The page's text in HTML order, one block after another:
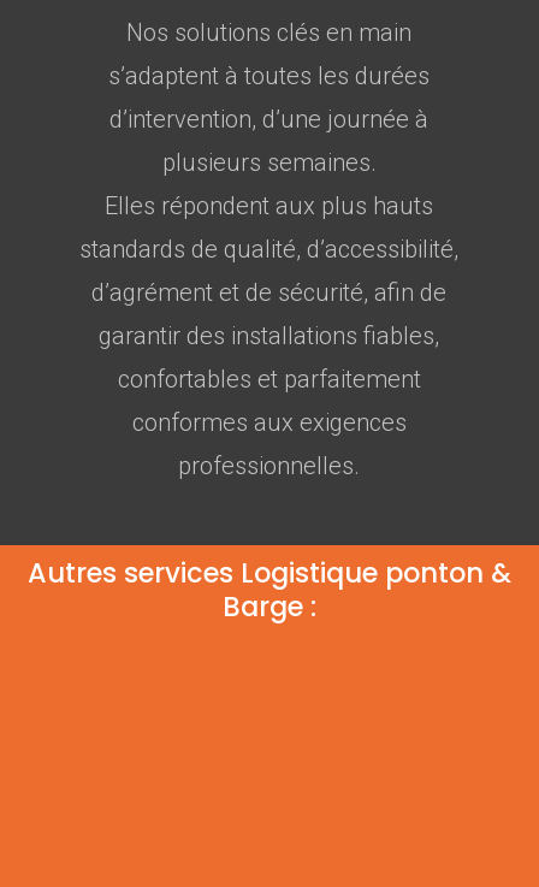
Nos solutions clés en main
s’adaptent à toutes les durées
d’intervention, d’une journée à
plusieurs semaines.
Elles répondent aux plus hauts
standards de qualité, d’accessibilité,
d’agrément et de sécurité, afin de
garantir des installations fiables,
confortables et parfaitement
conformes aux exigences
professionnelles.
Autres services Logistique ponton &
Barge :